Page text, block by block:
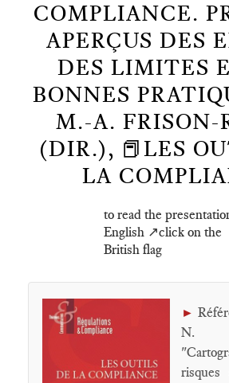
COMPLIANCE.
APERÇUS DES
DES LIMITES
BONNES
M.-A. FRISON-
(DIR.), 📕LES
LA
to read the
English ↗️click on the
British flag
►
N.
risques